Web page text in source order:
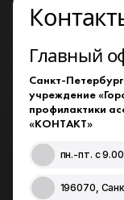
Главный
Санкт-
учреждение
профилактики
«КОНТАКТ»
пн.-пт. с
196070,